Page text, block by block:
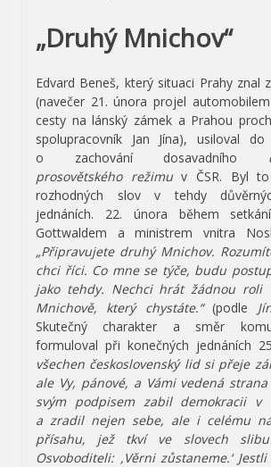
„Druhý Mnichov“
Edvard Beneš, který situaci Prahy znal
(navečer 21. února projel
cesty na lánský zámek a Prahou
spolupracovník Jan Jína), usiloval
o zachování dosavadního
prosovětského režimuv ČSR. Byl
rozhodných slov v tehdy
jednáních. 22. února během
Gottwaldem a ministrem vnitra
„Připravujete druhý Mnichov.
chci říci. Co mne se týče, budu
jako tehdy. Nechci hrát žádnou roli
Mnichově, který chystáte.“(podle
Skutečný charakter a směr
formuloval při konečných jednáních
všechen československý lid si přeje
ale Vy, pánové, a Vámi vedená
svým podpisem zabil demokracii v
a zradil nejen sebe, ale i celému
přísahu, jež tkví ve slovech
Osvoboditeli: ,Věrni zůstaneme.‘